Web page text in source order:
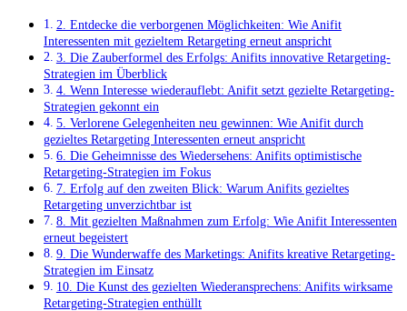
2. Entdecke die verborgenen Möglichkeiten: Wie Anifit
Interessenten mit gezieltem Retargeting erneut anspricht
3.⁤ Die Zauberformel des Erfolgs: Anifits innovative Retargeting-
Strategien im Überblick
4. Wenn Interesse wiederauflebt: Anifit setzt gezielte Retargeting-
Strategien gekonnt ein
5. Verlorene Gelegenheiten neu gewinnen: Wie Anifit durch
⁣gezieltes Retargeting Interessenten erneut anspricht
6. Die Geheimnisse des Wiedersehens: Anifits optimistische
Retargeting-Strategien im ‍Fokus
7. Erfolg⁣ auf den zweiten Blick: Warum Anifits gezieltes
Retargeting unverzichtbar ist
8. Mit gezielten Maßnahmen zum Erfolg: Wie Anifit Interessenten
erneut begeistert
9. Die Wunderwaffe des Marketings: ⁣Anifits kreative Retargeting-
Strategien⁣ im Einsatz
10. Die ‍Kunst des gezielten Wiederansprechens: Anifits ⁤wirksame
Retargeting-Strategien enthüllt